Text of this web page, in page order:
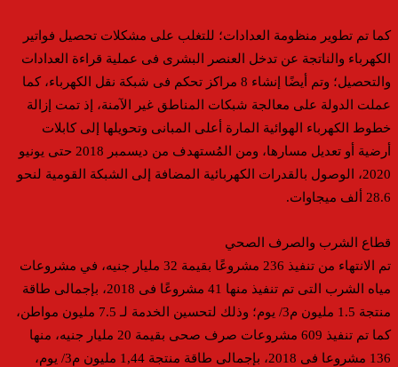
كما تم تطوير منظومة العدادات؛ للتغلب على مشكلات تحصيل فواتير
الكهرباء والناتجة عن تدخل العنصر البشرى فى عملية قراءة العدادات
والتحصيل؛ وتم أيضًا إنشاء 8 مراكز تحكم فى شبكة نقل الكهرباء، كما
عملت الدولة على معالجة شبكات المناطق غير الآمنة، إذ تمت إزالة
خطوط الكهرباء الهوائية المارة أعلى المبانى وتحويلها إلى كابلات
أرضية أو تعديل مسارها، ومن المُستهدف من ديسمبر 2018 حتى يونيو
2020، الوصول بالقدرات الكهربائية المضافة إلى الشبكة القومية لنحو
28.6 ألف ميجاوات.
قطاع الشرب والصرف الصحي
تم الانتهاء من تنفيذ 236 مشروعًا بقيمة 32 مليار جنيه، في مشروعات
مياه الشرب التى تم تنفيذ منها 41 مشروعًا فى 2018، بإجمالى طاقة
منتجة 1.5 مليون م3/ يوم؛ وذلك لتحسين الخدمة لـ 7.5 مليون مواطن،
كما تم تنفيذ 609 مشروعات صرف صحى بقيمة 20 مليار جنيه، منها
136 مشروعا فى 2018، بإجمالى طاقة منتجة 1,44 مليون م3/ يوم،